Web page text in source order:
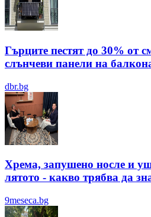
Гърците пестят до 30% от
слънчеви панели на
dbr.bg
Хрема, запушено носле и
лятотo - какво трябва да
9meseca.bg